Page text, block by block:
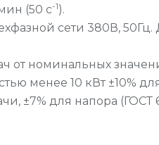
(50 с-1).
сети 380В, 50Гц.
от номинальных
менее 10 кВт ±10%
±7% для напора (ГОСТ